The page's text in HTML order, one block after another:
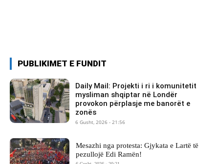
PUBLIKIMET E FUNDIT
Daily Mail: Projekti i ri i komunitetit
mysliman shqiptar në Londër
provokon përplasje me banorët e
zonës
6 Gusht, 2026 - 21:56
Mesazhi nga protesta: Gjykata e Lartë të
pezullojë Edi Ramën!